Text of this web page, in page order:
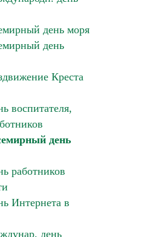
день моря
день
Креста
воспитателя,
день
работников
Интернета в
день